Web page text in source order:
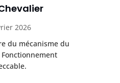
2026
du mécanisme du